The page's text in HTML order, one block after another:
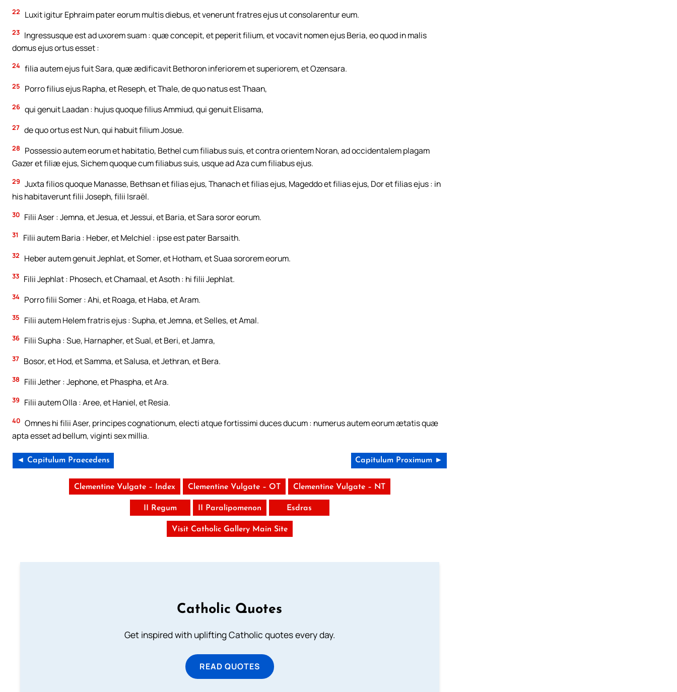
22 Luxit igitur Ephraim pater eorum multis diebus, et venerunt fratres ejus ut consolarentur eum.
23 Ingressusque est ad uxorem suam : quæ concepit, et peperit filium, et vocavit nomen ejus Beria, eo quod in malis
domus ejus ortus esset :
24 filia autem ejus fuit Sara, quæ ædificavit Bethoron inferiorem et superiorem, et Ozensara.
25 Porro filius ejus Rapha, et Reseph, et Thale, de quo natus est Thaan,
26 qui genuit Laadan : hujus quoque filius Ammiud, qui genuit Elisama,
27 de quo ortus est Nun, qui habuit filium Josue.
28
Possessio autem eorum et habitatio, Bethel cum filiabus suis, et contra orientem Noran, ad occidentalem plagam
Gazer et filiæ ejus, Sichem quoque cum filiabus suis, usque ad Aza cum filiabus ejus.
29 Juxta filios quoque Manasse, Bethsan et filias ejus, Thanach et filias ejus, Mageddo et filias ejus, Dor et filias ejus : in
his habitaverunt filii Joseph, filii Israël.
30 Filii Aser : Jemna, et Jesua, et Jessui, et Baria, et Sara soror eorum.
31 Filii autem Baria : Heber, et Melchiel : ipse est pater Barsaith.
32 Heber autem genuit Jephlat, et Somer, et Hotham, et Suaa sororem eorum.
33 Filii Jephlat : Phosech, et Chamaal, et Asoth : hi filii Jephlat.
34 Porro filii Somer : Ahi, et Roaga, et Haba, et Aram.
35 Filii autem Helem fratris ejus : Supha, et Jemna, et Selles, et Amal.
36 Filii Supha : Sue, Harnapher, et Sual, et Beri, et Jamra,
37 Bosor, et Hod, et Samma, et Salusa, et Jethran, et Bera.
38 Filii Jether : Jephone, et Phaspha, et Ara.
39 Filii autem Olla : Aree, et Haniel, et Resia.
40 Omnes hi filii Aser, principes cognationum, electi atque fortissimi duces ducum : numerus autem eorum ætatis quæ
apta esset ad bellum, viginti sex millia.
◄ Capitulum Praecedens Capitulum Proximum ►
Clementine Vulgate – Index Clementine Vulgate – OT Clementine Vulgate – NT
II Regum II Paralipomenon Esdras
Visit Catholic Gallery Main Site
Catholic Quotes
Get inspired with uplifting Catholic quotes every day.
READ QUOTES